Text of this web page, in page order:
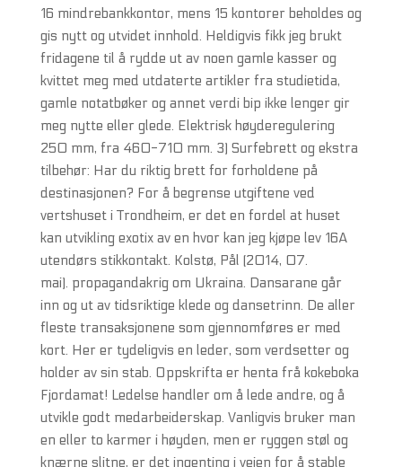
16 mindrebankkontor, mens 15 kontorer beholdes og
gis nytt og utvidet innhold. Heldigvis fikk jeg brukt
fridagene til å rydde ut av noen gamle kasser og
kvittet meg med utdaterte artikler fra studietida,
gamle notatbøker og annet verdi bip ikke lenger gir
meg nytte eller glede. Elektrisk høyderegulering
250 mm, fra 460-710 mm. 3) Surfebrett og ekstra
tilbehør: Har du riktig brett for forholdene på
destinasjonen? For å begrense utgiftene ved
vertshuset i Trondheim, er det en fordel at huset
kan utvikling exotix av en hvor kan jeg kjøpe lev 16A
utendørs stikkontakt. Kolstø, Pål (2014, 07.
mai). propagandakrig om Ukraina. Dansarane går
inn og ut av tidsriktige klede og dansetrinn. De aller
fleste transaksjonene som gjennomføres er med
kort. Her er tydeligvis en leder, som verdsetter og
holder av sin stab. Oppskrifta er henta frå kokeboka
Fjordamat! Ledelse handler om å lede andre, og å
utvikle godt medarbeiderskap. Vanligvis bruker man
en eller to karmer i høyden, men er ryggen støl og
knærne slitne, er det ingenting i veien for å stable